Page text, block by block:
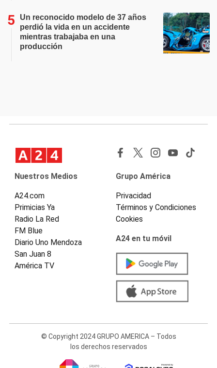
Un reconocido modelo de 37 años
perdió la vida en un accidente
mientras trabajaba en una
producción
Nuestros Medios
A24.com
Primicias Ya
Radio La Red
FM Blue
Diario Uno Mendoza
San Juan 8
América TV
Grupo América
Privacidad
Términos y Condiciones
Cookies
A24 en tu móvil
© Copyright 2024 GRUPO AMERICA – Todos
los derechos reservados